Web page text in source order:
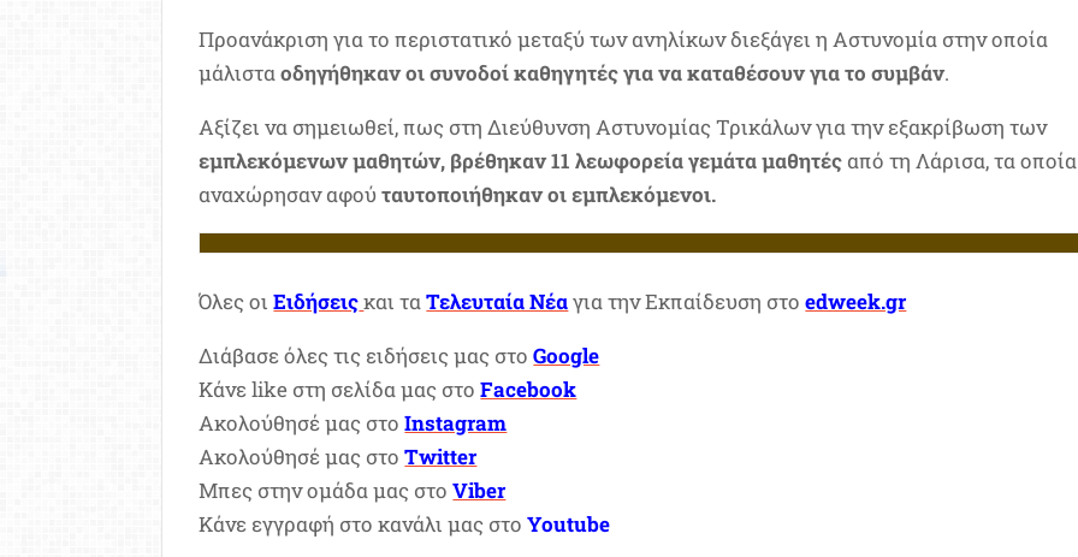
Προανάκριση για το περιστατικό μεταξύ των ανηλίκων διεξάγει η Αστυνομία στην οποία
μάλισταοδηγήθηκαν οι συνοδοί καθηγητές για να καταθέσουν για το συμβάν.
Αξίζει να σημειωθεί, πως στη Διεύθυνση Αστυνομίας Τρικάλων για την εξακρίβωση των
εμπλεκόμενων μαθητών, βρέθηκαν 11 λεωφορεία γεμάτα μαθητές από τη Λάρισα, τα οποία
αναχώρησαν αφούταυτοποιήθηκαν οι εμπλεκόμενοι.
Όλες οιΕιδήσειςκαι ταΤελευταία Νέαγια την Εκπαίδευση στοedweek.gr
Διάβασε όλες τις ειδήσεις μας στοGoogle
Κάνε like στη σελίδα μας στοFacebook
Ακολούθησέ μας στοInstagram
Ακολούθησέ μας στοTwitter
Μπες στην ομάδα μας στοViber
Κάνε εγγραφή στο κανάλι μας στοYoutube